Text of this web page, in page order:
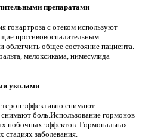
препаратами
гонартроза с отеком используют
противовоспалительным
облегчить общее состояние пациента.
мелоксикама, нимесулида
уколами
эффективно снимают
боль.Использование гормонов
побочных эффектов. Гормональная
стадиях заболевания.